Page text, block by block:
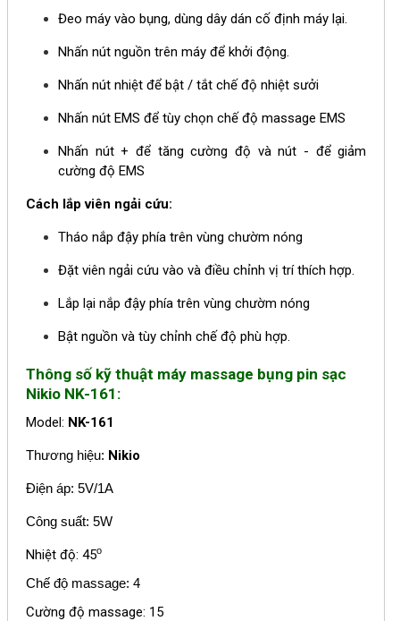
Đeo máy vào bụng, dùng dây dán cố định máy lại.
Nhấn nút nguồn trên máy để khởi động.
Nhấn nút nhiệt để bật / tắt chế độ nhiệt sưởi
Nhấn nút EMS để tùy chọn chế độ massage EMS
Nhấn nút + để tăng cường độ và nút - để giảm
cường độ EMS
Cách lắp viên ngải cứu:
Tháo nắp đậy phía trên vùng chườm nóng
Đặt viên ngải cứu vào và điều chỉnh vị trí thích hợp.
Lắp lại nắp đậy phía trên vùng chườm nóng
Bật nguồn và tùy chỉnh chế độ phù hợp.
Thông số kỹ thuật máy massage bụng pin sạc
Nikio NK-161:
Model: NK-161
Thương hiệu: Nikio
Điện áp: 5V/1A
Công suất: 5W
Nhiệt độ: 45o
Chế độ massage: 4
Cường độ massage: 15